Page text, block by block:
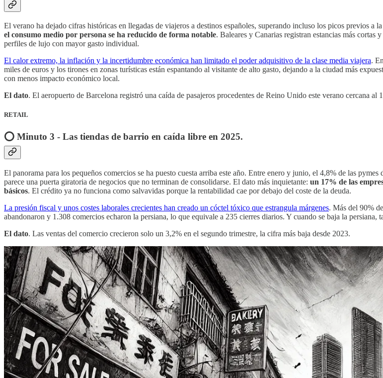
El verano ha dejado cifras históricas en llegadas de viajeros a destinos españoles, superando incluso los picos previos a
el consumo medio por persona se ha reducido de forma notable. Baleares y Canarias registran estancias más
perfiles de lujo con mayor gasto individual.
El calor extremo, la inflación y la incertidumbre económica han limitado el poder adquisitivo de la clase media viajera.
miles de euros y los tirones en zonas turísticas están espantando al visitante de alto gasto, dejando a la ciudad más
con menos impacto económico local.
El dato. El aeropuerto de Barcelona registró una caída de pasajeros procedentes de Reino Unido este verano cercana al
RETAIL
⭕️ Minuto 3 - Las tiendas de barrio en caída libre en 2025.
El panorama para los pequeños comercios se ha puesto cuesta arriba este año. Entre enero y junio, el 4,8% de las
parece una puerta giratoria de negocios que no terminan de consolidarse. El dato más inquietante: un 17% de las
básicos. El crédito ya no funciona como salvavidas porque la rentabilidad cae por debajo del coste de la deuda.
La presión fiscal y unos costes laborales crecientes han creado un cóctel tóxico que estrangula márgenes. Más del 90%
abandonaron y 1.308 comercios echaron la persiana, lo que equivale a 235 cierres diarios. Y cuando se baja la
El dato. Las ventas del comercio crecieron solo un 3,2% en el segundo trimestre, la cifra más baja desde 2023.